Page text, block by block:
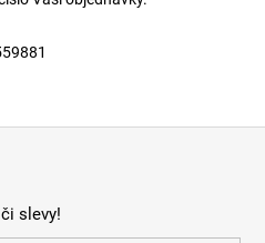
slevy!